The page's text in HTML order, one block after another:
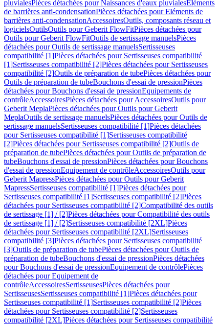
pluvialesPièces détachées pour Naissances d'eaux pluvialesEléments
de barrières anti-condensationPièces détachées pour Eléments de
barrières anti-condensationAccessoiresOutils, composants réseau et
logicielsOutilsOutils pour Geberit FlowFitPièces détachées pour
Outils pour Geberit FlowFitOutils de sertissage manuelsPièces
détachées pour Outils de sertissage manuelsSertisseuses
compatibilité [1]Pièces détachées pour Sertisseuses compatibilité
[1]Sertisseuses compatibilité [2]Pièces détachées pour Sertisseuses
compatibilité [2]Outils de préparation de tubePièces détachées pour
Outils de préparation de tubeBouchons d'essai de pressionPièces
détachées pour Bouchons d'essai de pressionEquipements de
contrôleAccessoiresPièces détachées pour AccessoiresOutils pour
Geberit MeplaPièces détachées pour Outils pour Geberit
MeplaOutils de sertissage manuelsPièces détachées pour Outils de
sertissage manuelsSertisseuses compatibilité [1]Pièces détachées
pour Sertisseuses compatibilité [1]Sertisseuses compatibilité
[2]Pièces détachées pour Sertisseuses compatibilité [2]Outils de
préparation de tubePièces détachées pour Outils de préparation de
tubeBouchons d'essai de pressionPièces détachées pour Bouchons
d'essai de pressionEquipement de contrôleAccessoiresOutils pour
Geberit MapressPièces détachées pour Outils pour Geberit
MapressSertisseuses compatibilité [1]Pièces détachées pour
Sertisseuses compatibilité [1]Sertisseuses compatibilité [2]Pièces
détachées pour Sertisseuses compatibilité [2]Compatibilité des outils
de sertissage [1] / [2]Pièces détachées pour Compatibilité des outils
de sertissage [1] / [2]Sertisseuses compatibilité [2XL]Pièces
détachées pour Sertisseuses compatibilité [2XL]Sertisseuses
compatibilité [3]Pièces détachées pour Sertisseuses compatibilité
[3]Outils de préparation de tubePièces détachées pour Outils de
préparation de tubeBouchons d'essai de pressionPièces détachées
pour Bouchons d'essai de pressionEquipement de contrôlePièces
détachées pour Equipement de
contrôleAccessoiresSertisseusesPièces détachées pour
SertisseusesSertisseuses compatibilité [1]Pièces détachées pour
Sertisseuses compatibilité [1]Sertisseuses compatibilité [2]Pièces
détachées pour Sertisseuses compatibilité [2]Sertisseuses
compatibilité [2XL]Pièces détachées pour Sertisseuses compatibilité